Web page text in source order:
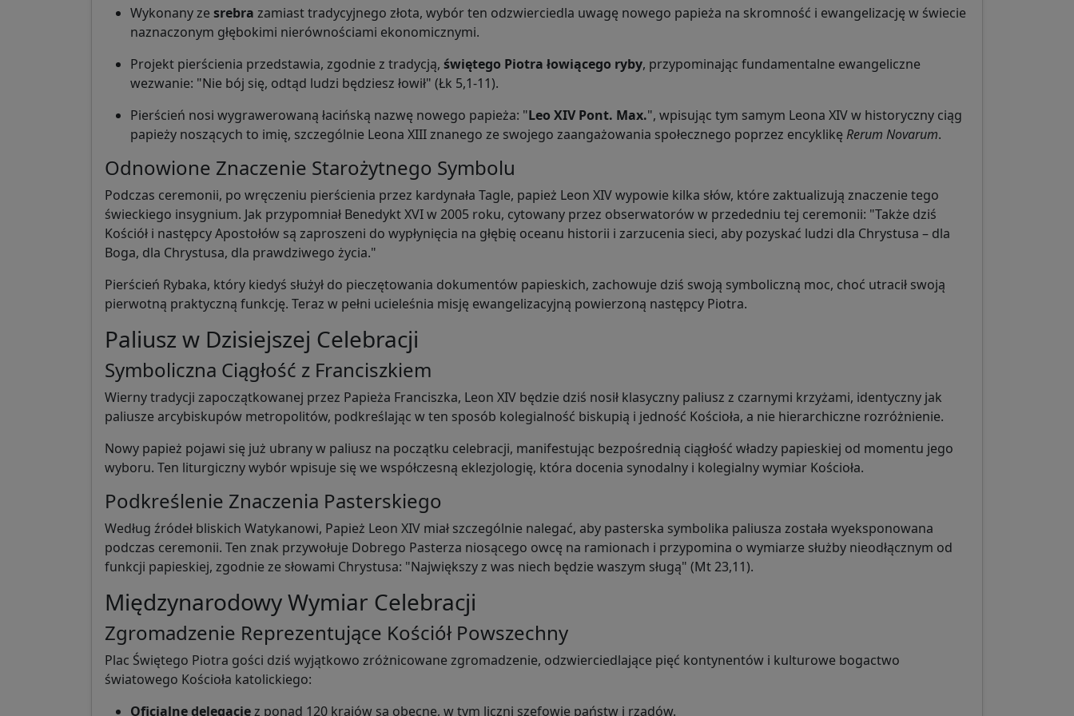
Wykonany ze srebra zamiast tradycyjnego złota, wybór ten odzwierciedla uwagę nowego papieża na skromność i ewangelizację w świecie
naznaczonym głębokimi nierównościami ekonomicznymi.
Projekt pierścienia przedstawia, zgodnie z tradycją, świętego Piotra łowiącego ryby, przypominając fundamentalne ewangeliczne
wezwanie: "Nie bój się, odtąd ludzi będziesz łowił" (Łk 5,1-11).
Pierścień nosi wygrawerowaną łacińską nazwę nowego papieża: "Leo XIV Pont. Max.", wpisując tym samym Leona XIV w historyczny ciąg
papieży noszących to imię, szczególnie Leona XIII znanego ze swojego zaangażowania społecznego poprzez encyklikę Rerum Novarum.
Odnowione Znaczenie Starożytnego Symbolu
Podczas ceremonii, po wręczeniu pierścienia przez kardynała Tagle, papież Leon XIV wypowie kilka słów, które zaktualizują znaczenie tego
świeckiego insygnium. Jak przypomniał Benedykt XVI w 2005 roku, cytowany przez obserwatorów w przededniu tej ceremonii: "Także dziś
Kościół i następcy Apostołów są zaproszeni do wypłynięcia na głębię oceanu historii i zarzucenia sieci, aby pozyskać ludzi dla Chrystusa – dla
Boga, dla Chrystusa, dla prawdziwego życia."
Pierścień Rybaka, który kiedyś służył do pieczętowania dokumentów papieskich, zachowuje dziś swoją symboliczną moc, choć utracił swoją
pierwotną praktyczną funkcję. Teraz w pełni ucieleśnia misję ewangelizacyjną powierzoną następcy Piotra.
Paliusz w Dzisiejszej Celebracji
Symboliczna Ciągłość z Franciszkiem
Wierny tradycji zapoczątkowanej przez Papieża Franciszka, Leon XIV będzie dziś nosił klasyczny paliusz z czarnymi krzyżami, identyczny jak
paliusze arcybiskupów metropolitów, podkreślając w ten sposób kolegialność biskupią i jedność Kościoła, a nie hierarchiczne rozróżnienie.
Nowy papież pojawi się już ubrany w paliusz na początku celebracji, manifestując bezpośrednią ciągłość władzy papieskiej od momentu jego
wyboru. Ten liturgiczny wybór wpisuje się we współczesną eklezjologię, która docenia synodalny i kolegialny wymiar Kościoła.
Podkreślenie Znaczenia Pasterskiego
Według źródeł bliskich Watykanowi, Papież Leon XIV miał szczególnie nalegać, aby pasterska symbolika paliusza została wyeksponowana
podczas ceremonii. Ten znak przywołuje Dobrego Pasterza niosącego owcę na ramionach i przypomina o wymiarze służby nieodłącznym od
funkcji papieskiej, zgodnie ze słowami Chrystusa: "Największy z was niech będzie waszym sługą" (Mt 23,11).
Międzynarodowy Wymiar Celebracji
Zgromadzenie Reprezentujące Kościół Powszechny
Plac Świętego Piotra gości dziś wyjątkowo zróżnicowane zgromadzenie, odzwierciedlające pięć kontynentów i kulturowe bogactwo
światowego Kościoła katolickiego:
Oficjalne delegacjez ponad 120 krajów są obecne, w tym liczni szefowie państw i rządów.